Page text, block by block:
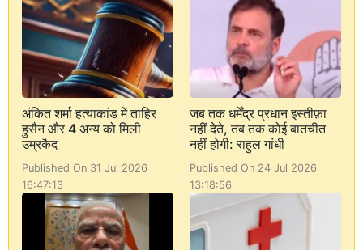
अंकित शर्मा हत्याकांड में ताहिर
हुसैन और 4 अन्य को मिली
उम्रकैद
Published On 31 Jul 2026
16:47:13
जब तक धर्मेंद्र प्रधान इस्तीफ़ा
नहीं देते, तब तक कोई बातचीत
नहीं होगी: राहुल गांधी
Published On 24 Jul 2026
13:18:56